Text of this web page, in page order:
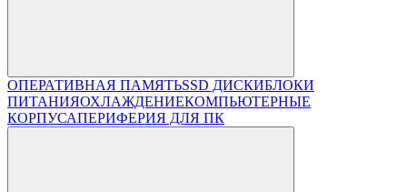
ОПЕРАТИВНАЯ ПАМЯТЬSSD ДИСКИБЛОКИ
ПИТАНИЯОХЛАЖДЕНИЕКОМПЬЮТЕРНЫЕ
КОРПУСАПЕРИФЕРИЯ ДЛЯ ПК